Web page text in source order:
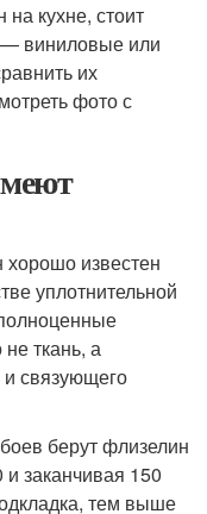
на кухне, стоит
— виниловые или
их
фото с
известен
уплотнительной
ткань, а
и связующего
берут флизелин
заканчивая 150
тем выше